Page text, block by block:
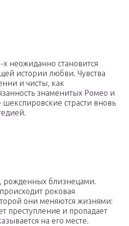
неожиданно становится
истории любви. Чувства
и чисты, как
знаменитых Ромео и
страсти вновь
рожденных близнецами.
роковая
они меняются жизнями:
преступление и пропадает
на его месте.